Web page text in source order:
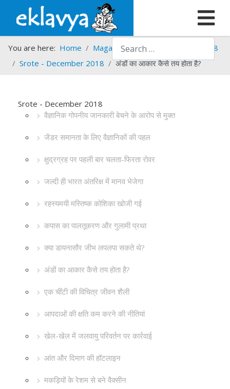
Search
You are here: Home Magazines Srote
Srote - 2018
Srote - December 2018
अंडों का आकार कैसे तय होता है?
Srote - December 2018
वैज्ञानिक गोपनीय जानकारी बेचने के आरोप से मुक्त
जेंडर समानता के लिए वैज्ञानिकों की पहल
क्षुद्रग्रह पर पहली बार चलता-फिरता रोवर
जल्दी ही भारत अंतरिक्ष में मानव भेजेगा
रहस्यमयी मस्तिष्क कोशिका खोजी गई
कपास का पालतूकरण और गुलामी प्रथा
क्या डायनासौर जीभ लपलपा सकते थे?
अंडों का आकार कैसे तय होता है?
एक चींटी की विचित्र जीवन शैली
आपदाओं की क्षति कम करने की नीतियां
खेल-खेल में जलवायु परिवर्तन पर कार्रवाई
आंत और दिमाग की हॉटलाइन
मकड़ियों के रेशम से बने वैक्सीन